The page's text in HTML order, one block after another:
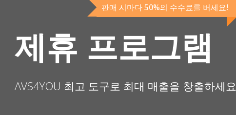
판매 시마다 50%의 수수료를 버세요!
제휴 프로그램
AVS4YOU 최고 도구로 최대 매출을 창출하세요